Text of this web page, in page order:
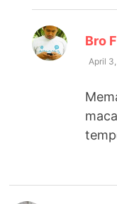
Bro
April